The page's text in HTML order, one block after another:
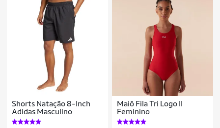
Shorts Natação 8-Inch
Adidas Masculino
Maiô Fila Tri Logo II
Feminino